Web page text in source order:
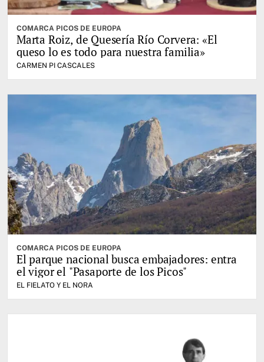
COMARCA PICOS DE EUROPA
Marta Roiz, de Quesería Río Corvera: «El
queso lo es todo para nuestra familia»
CARMEN PI CASCALES
COMARCA PICOS DE EUROPA
El parque nacional busca embajadores: entra
el vigor el "Pasaporte de los Picos"
EL FIELATO Y EL NORA